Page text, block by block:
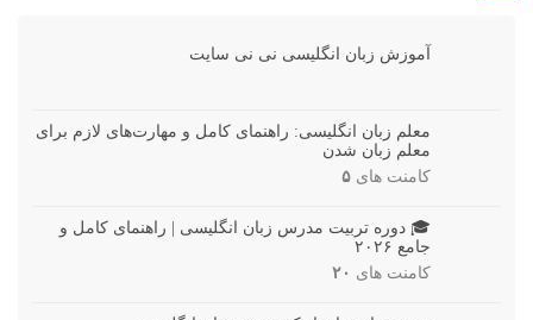
آموزش زبان انگلیسی نی نی سایت
معلم زبان انگلیسی: راهنمای کامل و مهارت‌های لازم برای
معلم زبان شدن
کامنت های ۵
🎓 دوره تربیت مدرس زبان انگلیسی | راهنمای کامل و
جامع ۲۰۲۶
کامنت های ۲۰